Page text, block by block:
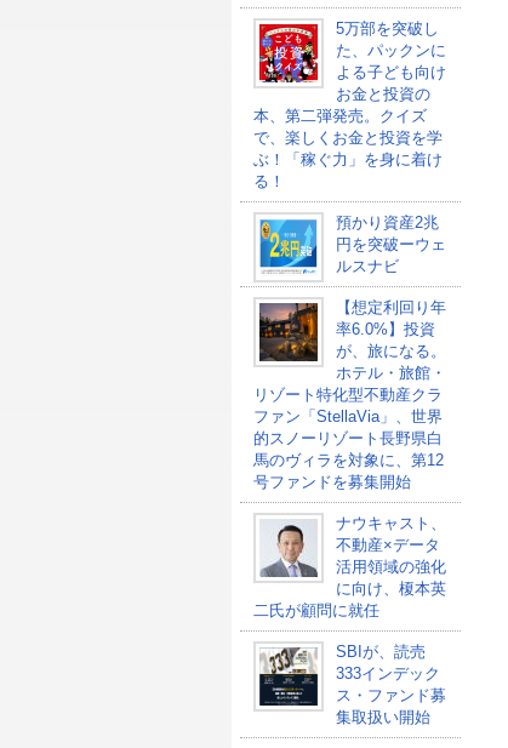
5万部を突破し
た、パックンに
よる子ども向け
お金と投資の
本、第二弾発売。クイズ
で、楽しくお金と投資を学
ぶ！「稼ぐ力」を身に着け
る！
預かり資産2兆
円を突破ーウェ
ルスナビ
【想定利回り年
率6.0%】投資
が、旅になる。
ホテル・旅館・
リゾート特化型不動産クラ
ファン「StellaVia」、世界
的スノーリゾート長野県白
馬のヴィラを対象に、第12
号ファンドを募集開始
ナウキャスト、
不動産×データ
活用領域の強化
に向け、榎本英
二氏が顧問に就任
SBIが、読売
333インデック
ス・ファンド募
集取扱い開始